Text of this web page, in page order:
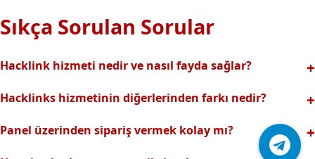
Sıkça Sorulan Sorular
Hacklink hizmeti nedir ve nasıl fayda sağlar?
backlinklerle sitenizin arama motorlarındaki
sıralamalarınız hızlıca yükselir.
Hacklinks hizmetinin diğerlerinden farkı nedir?
riski olmadan, en kaliteli ve etkili backlinkler sunuyoruz.
Profesyonel ekibimizle hızlı destek sağlanır.Ayrıca Daha
Panel üzerinden sipariş vermek kolay mı?
Hacklinks paneli kullanıcı dostu arayüzüyle kolayca sipariş